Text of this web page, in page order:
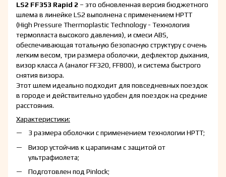
LS2 FF353 Rapid 2 – это обновленная версия бюджетного
шлема в линейке LS2 выполнена с применением HPTT
(High Pressure Thermoplastic Technology - Технология
термопласта высокого давления), и смеси ABS,
обеспечивающая тотальную безопасную структуру с очень
легким весом, три размера оболочки, дефлектор дыхания,
визор класса А (аналог FF320, FF800), и система быстрого
снятия визора.
Этот шлем идеально подходит для повседневных поездок
в городе и действительно удобен для поездок на средние
расстояния.
Характеристики:
3 размера оболочки с применением технологии HPTT;
Визор устойчив к царапинам с защитой от
ультрафиолета;
Подготовлен под Pinlock;